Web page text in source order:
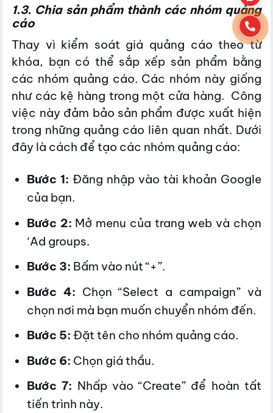
1.3. Chia sản phẩm thành các nhóm quảng
cáo
Thay vì kiểm soát giá quảng cáo theo từ
khóa, bạn có thể sắp xếp sản phẩm bằng
các nhóm quảng cáo. Các nhóm này giống
như các kệ hàng trong một cửa hàng. Công
việc này đảm bảo sản phẩm được xuất hiện
trong những quảng cáo liên quan nhất. Dưới
đây là cách để tạo các nhóm quảng cáo:
Bước 1: Đăng nhập vào tài khoản Google
của bạn.
Bước 2: Mở menu của trang web và chọn
‘Ad groups.
Bước 3: Bấm vào nút “+”.
Bước 4: Chọn “Select a campaign” và
chọn nơi mà bạn muốn chuyển nhóm đến.
Bước 5: Đặt tên cho nhóm quảng cáo.
Bước 6: Chọn giá thầu.
Bước 7: Nhấp vào “Create” để hoàn tất
tiến trình này.